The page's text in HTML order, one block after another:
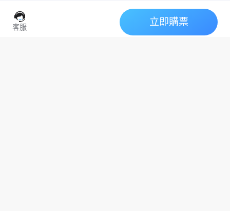
西雅圖觀光巴士實測｜
西雅圖隨上隨下觀光巴士。
客服
立即購票